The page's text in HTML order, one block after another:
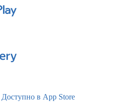
Доступно в App Store